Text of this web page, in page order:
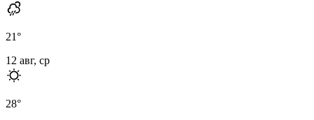
21°
12 авг, ср
28°